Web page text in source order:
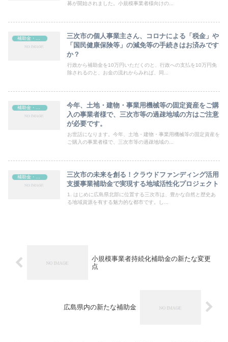
募が開始されました。小規模事業者様向けの...
補助金・助成金
三次市の個人事業主さん、コロナによる「税金」や
「国民健康保険等」の減免等の手続きはお済みです
か？
行政から補助金を10万円いただくのと、行政への支払を10万円免
除されるのと、お金の流れからみれば、同...
補助金・助成金
今年、土地・建物・事業用機械等の固定資産をご購
入の事業者様で、三次市等の過疎地域の方はご注意
が必要です。
お世話になります。今年、土地・建物・事業用機械等の固定資産を
ご購入の事業者様で、三次市等の過疎地域の...
補助金・助成金
三次市の未来を創る！クラウドファンディング活用
支援事業補助金で実現する地域活性化プロジェクト
1. はじめに広島県北部に位置する三次市は、豊かな自然と歴史あ
る地域資源を有する魅力的な都市です。し...
小規模事業者持続化補助金の新たな変更
点
広島県内の新たな補助金